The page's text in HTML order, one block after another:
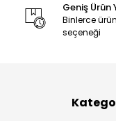
Geniş Ürün
Binlerce
seçeneği